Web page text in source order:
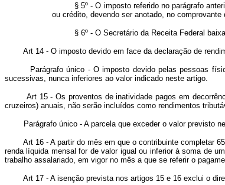
§ 5º - O imposto referido no parágrafo
ou crédito, devendo ser anotado, no
§ 6º - O Secretário da Receita Federal
Art 14 - O imposto devido em face da declaração de
Parágrafo único - O imposto devido pelas pessoas físicas
sucessivas, nunca inferiores ao valor indicado neste artigo.
Art 15 - Os proventos de inatividade pagos em
cruzeiros) anuais, não serão incluídos como rendimentos
Parágrafo único - A parcela que exceder o valor previsto
Art 16 - A partir do mês em que o contribuinte completar
renda líquida mensal for de valor igual ou inferior à soma de
trabalho assalariado, em vigor no mês a que se referir o
Art 17 - A isenção prevista nos artigos 15 e 16 exclui o